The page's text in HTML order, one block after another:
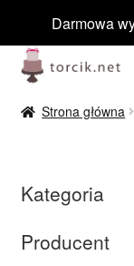
Darmowa
Przejdź
do
nawigacji
Przejdź
do
treści
Jadalne
Barwniki
Tematyczne
Strona główna
Kategoria
Producent